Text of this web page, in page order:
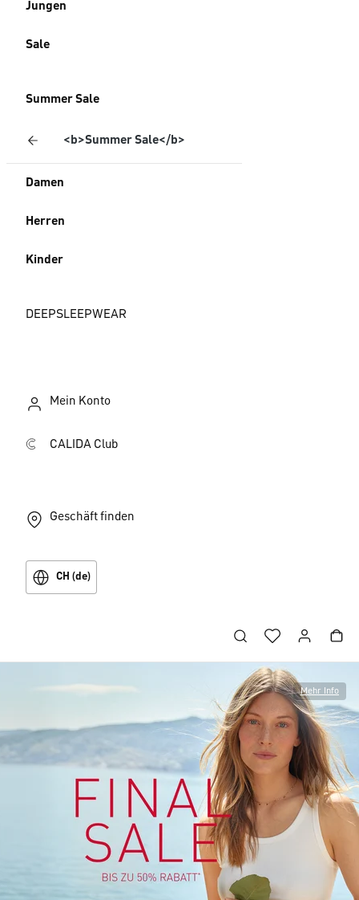
Jungen
Sale
Summer Sale
<b>Summer Sale</b>
Damen
Herren
Kinder
DEEPSLEEPWEAR
Mein Konto
CALIDA Club
Geschäft finden
CH (de)
Mehr Info